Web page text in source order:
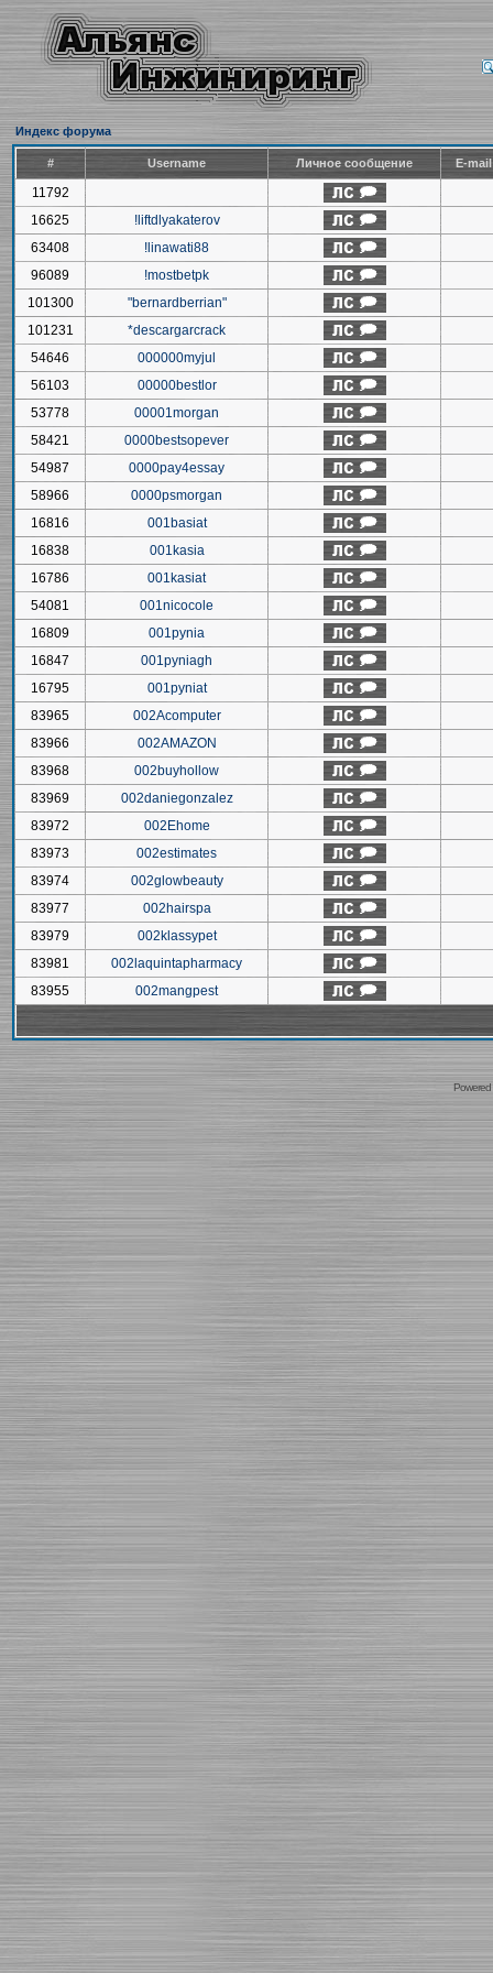
Индекс форума
# Username Личное сообщение E-
11792
16625
!liftdlyakaterov
63408
!linawati88
96089
!mostbetpk
101300
"bernardberrian"
101231
*descargarcrack
54646
000000myjul
56103
00000bestlor
53778
00001morgan
58421
0000bestsopever
54987
0000pay4essay
58966
0000psmorgan
16816
001basiat
16838
001kasia
16786
001kasiat
54081
001nicocole
16809
001pynia
16847
001pyniagh
16795
001pyniat
83965
002Acomputer
83966
002AMAZON
83968
002buyhollow
83969
002daniegonzalez
83972
002Ehome
83973
002estimates
83974
002glowbeauty
83977
002hairspa
83979
002klassypet
83981
002laquintapharmacy
83955
002mangpest